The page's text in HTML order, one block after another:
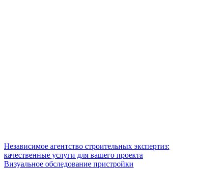
Независимое агентство строительных экспертиз:
качественные услуги для вашего проекта
Визуальное обследование пристройки